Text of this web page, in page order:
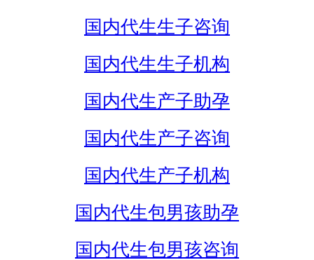
国内代生生子咨询
国内代生生子机构
国内代生产子助孕
国内代生产子咨询
国内代生产子机构
国内代生包男孩助孕
国内代生包男孩咨询